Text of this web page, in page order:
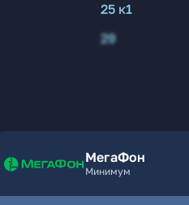
25 к1
29
МегаФон
Минимум